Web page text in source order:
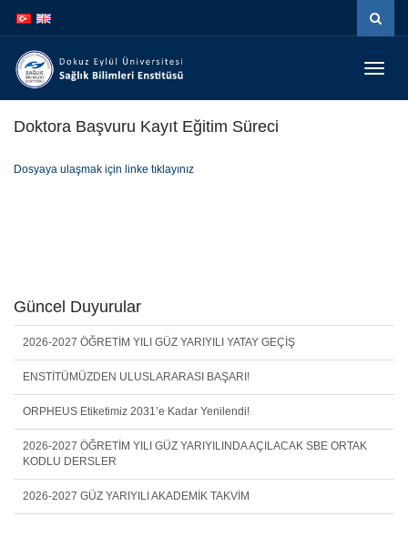
atla
atla
Doktora Başvuru Kayıt Eğitim Süreci
Dosyaya ulaşmak için linke tıklayınız
Güncel Duyurular
2026-2027 ÖĞRETİM YILI GÜZ YARIYILI YATAY GEÇİŞ
ENSTİTÜMÜZDEN ULUSLARARASI BAŞARI!
ORPHEUS Etiketimiz 2031’e Kadar Yenilendi!
2026-2027 ÖĞRETİM YILI GÜZ YARIYILINDA AÇILACAK SBE ORTAK
KODLU DERSLER
2026-2027 GÜZ YARIYILI AKADEMİK TAKVİM